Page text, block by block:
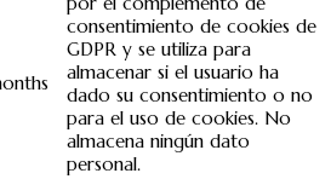
consentimiento de cookies de
GDPR y se utiliza para
almacenar si el usuario ha
dado su consentimiento o no
para el uso de cookies. No
almacena ningún dato
personal.